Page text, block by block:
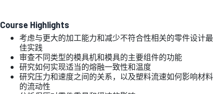
Course Highlights
考虑与更大的加工能力和减少不符合性相关的零件设计最
佳实践
审查不同类型的模具机和模具的主要组件的功能
研究如何实现适当的熔融一致性和温度
研究压力和速度之间的关系，以及塑料流速如何影响材料
的流动性